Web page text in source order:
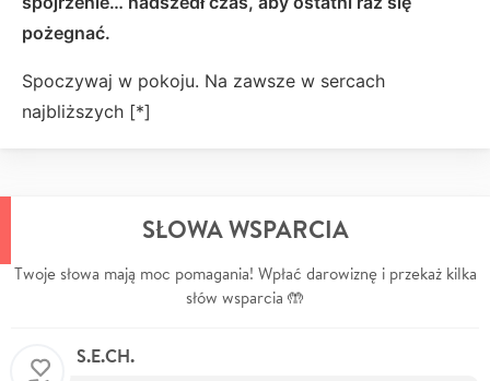
pożegnać.
Spoczywaj w pokoju. Na zawsze w sercach
najbliższych [*]
SŁOWA WSPARCIA
Twoje słowa mają moc pomagania! Wpłać darowiznę i przekaż kilka
słów wsparcia 🤲
S.E.CH.